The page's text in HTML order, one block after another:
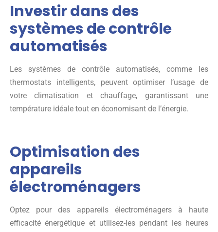
Investir dans des
systèmes de contrôle
automatisés
Les systèmes de contrôle automatisés, comme les
thermostats intelligents, peuvent optimiser l’usage de
votre climatisation et chauffage, garantissant une
température idéale tout en économisant de l’énergie.
Optimisation des
appareils
électroménagers
Optez pour des appareils électroménagers à haute
efficacité énergétique et utilisez-les pendant les heures